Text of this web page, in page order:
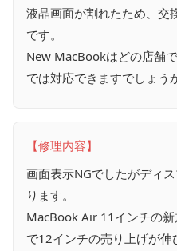
液晶画面が割れたため、交
です。
New MacBookはどの店舗
では対応できますでしょう
【修理内容】
画面表示NGでしたがディ
ります。
MacBook Air 11インチの
で12インチの売り上げが伸